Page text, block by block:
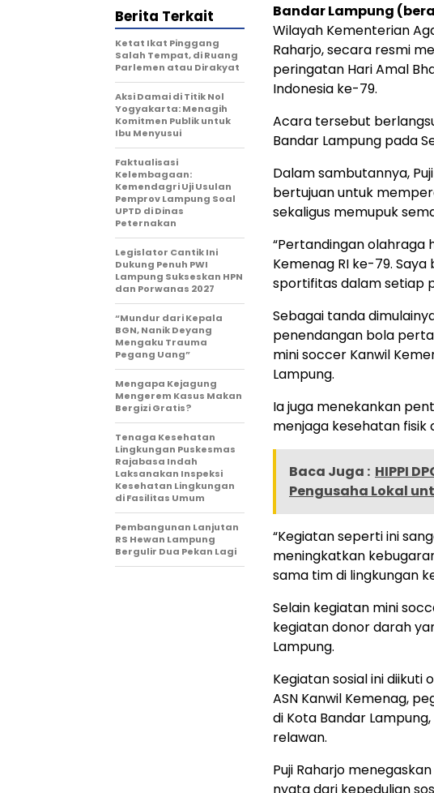
Bandar Lampung
Wilayah Kementerian
Raharjo, secara resmi
peringatan Hari Amal
Indonesia ke-79.
Acara tersebut
Bandar Lampung pada
Dalam sambutannya,
bertujuan untuk
sekaligus memupuk
“Pertandingan olahraga
Kemenag RI ke-79.
sportifitas dalam setiap
Sebagai tanda
penendangan bola
mini soccer Kanwil
Lampung.
Ia juga menekankan
menjaga kesehatan
Baca Juga : HIPPI
Pengusaha Lokal
“Kegiatan seperti ini
meningkatkan
sama tim di lingkungan
Selain kegiatan mini
kegiatan donor darah
Lampung.
Kegiatan sosial ini
ASN Kanwil Kemenag,
di Kota Bandar
relawan.
Puji Raharjo
nyata dari kepedulian
Berita Terkait
Ketat Ikat Pinggang
Salah Tempat, di Ruang
Parlemen atau Dirakyat
Aksi Damai di Titik Nol
Yogyakarta: Menagih
Komitmen Publik untuk
Ibu Menyusui
Faktualisasi
Kelembagaan:
Kemendagri Uji Usulan
Pemprov Lampung Soal
UPTD di Dinas
Peternakan
Legislator Cantik Ini
Dukung Penuh PWI
Lampung Sukseskan HPN
dan Porwanas 2027
“Mundur dari Kepala
BGN, Nanik Deyang
Mengaku Trauma
Pegang Uang”
Mengapa Kejagung
Mengerem Kasus Makan
Bergizi Gratis?
Tenaga Kesehatan
Lingkungan Puskesmas
Rajabasa Indah
Laksanakan Inspeksi
Kesehatan Lingkungan
di Fasilitas Umum
Pembangunan Lanjutan
RS Hewan Lampung
Bergulir Dua Pekan Lagi